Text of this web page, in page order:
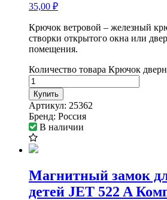
35,00 ₽
Крючок ветровой – железный
створки открытого окна или
помещения.
Количество товара Крючок
Купить
Артикул: 25362
Бренд: Россия
В наличии
Магнитный замок
детей JET 522 A